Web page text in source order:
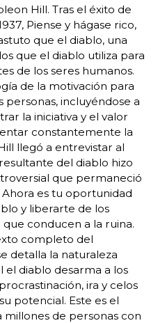
Hill. Tras el éxito de
Piense y hágase rico,
que el diablo, una
que el diablo utiliza para
de los seres humanos.
de la motivación para
incluyéndose a
la iniciativa y el valor
constantemente la
llegó a entrevistar al
del diablo hizo
que permaneció
es tu oportunidad
y liberarte de los
conducen a la ruina.
completo del
detalla la naturaleza
diablo desarma a los
ira y celos
potencial. Este es el
de personas con